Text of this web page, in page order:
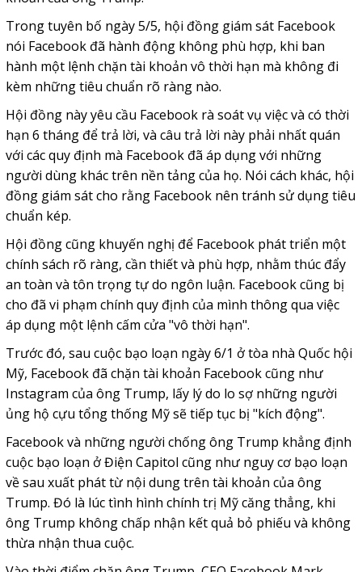
Trong tuyên bố ngày 5/5, hội đồng giám sát Facebook
nói Facebook đã hành động không phù hợp, khi ban
hành một lệnh chặn tài khoản vô thời hạn mà không đi
kèm những tiêu chuẩn rõ ràng nào.
Hội đồng này yêu cầu Facebook rà soát vụ việc và có thời
hạn 6 tháng để trả lời, và câu trả lời này phải nhất quán
với các quy định mà Facebook đã áp dụng với những
người dùng khác trên nền tảng của họ. Nói cách khác, hội
đồng giám sát cho rằng Facebook nên tránh sử dụng tiêu
chuẩn kép.
Hội đồng cũng khuyến nghị để Facebook phát triển một
chính sách rõ ràng, cần thiết và phù hợp, nhằm thúc đẩy
an toàn và tôn trọng tự do ngôn luận. Facebook cũng bị
cho đã vi phạm chính quy định của mình thông qua việc
áp dụng một lệnh cấm cửa "vô thời hạn".
Trước đó, sau cuộc bạo loạn ngày 6/1 ở tòa nhà Quốc hội
Mỹ, Facebook đã chặn tài khoản Facebook cũng như
Instagram của ông Trump, lấy lý do lo sợ những người
ủng hộ cựu tổng thống Mỹ sẽ tiếp tục bị "kích động".
Facebook và những người chống ông Trump khẳng định
cuộc bạo loạn ở Điện Capitol cũng như nguy cơ bạo loạn
về sau xuất phát từ nội dung trên tài khoản của ông
Trump. Đó là lúc tình hình chính trị Mỹ căng thẳng, khi
ông Trump không chấp nhận kết quả bỏ phiếu và không
thừa nhận thua cuộc.